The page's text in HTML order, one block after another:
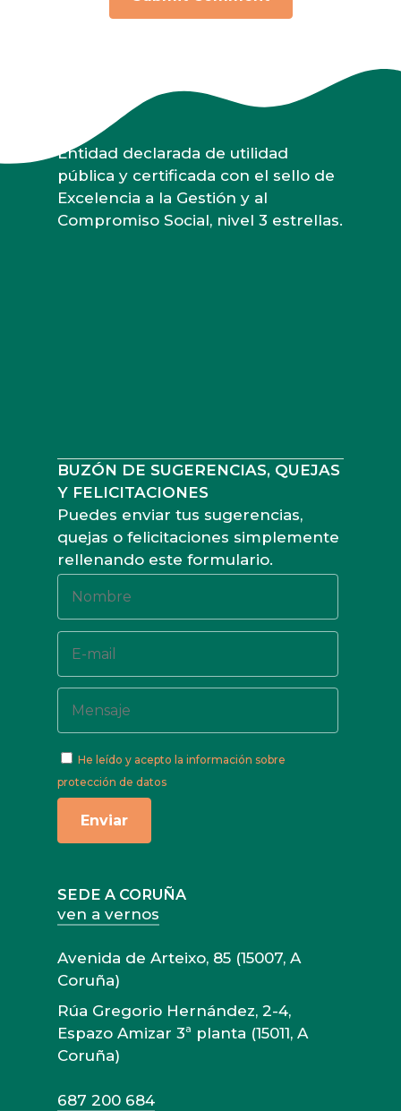
Entidad declarada de utilidad
pública y certificada con el sello de
Excelencia a la Gestión y al
Compromiso Social, nivel 3 estrellas.
BUZÓN DE SUGERENCIAS, QUEJAS
Y FELICITACIONES
Puedes enviar tus sugerencias,
quejas o felicitaciones simplemente
rellenando este formulario.
He leído y acepto la información sobre
protección de datos
SEDE A CORUÑA
ven a vernos
Avenida de Arteixo, 85 (15007, A
Coruña)
Rúa Gregorio Hernández, 2-4,
Espazo Amizar 3ª planta (15011, A
Coruña)
687 200 684